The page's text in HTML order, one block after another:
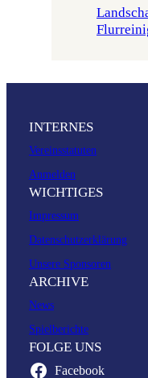
INTERNES
Vereinsstatuten
Anmelden
WICHTIGES
Impressum
Datenschutzerklärung
Unsere Sponsoren
ARCHIVE
News
Spielberichte
FOLGE UNS
Facebook